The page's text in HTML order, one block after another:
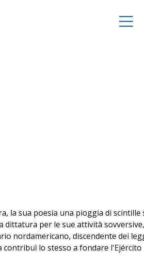
la sua poesia una pioggia di scintille
dittatura per le sue attività
nordamericano, discendente dei
contribuì lo stesso a fondare l'Ejército
un mistero.